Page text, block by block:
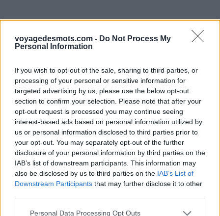
voyagedesmots.com - Do Not Process My
Personal Information
If you wish to opt-out of the sale, sharing to third parties, or
processing of your personal or sensitive information for
targeted advertising by us, please use the below opt-out
section to confirm your selection. Please note that after your
opt-out request is processed you may continue seeing
interest-based ads based on personal information utilized by
us or personal information disclosed to third parties prior to
your opt-out. You may separately opt-out of the further
disclosure of your personal information by third parties on the
IAB’s list of downstream participants. This information may
also be disclosed by us to third parties on the IAB’s List of
Downstream Participants that may further disclose it to other
Personal Data Processing Opt Outs